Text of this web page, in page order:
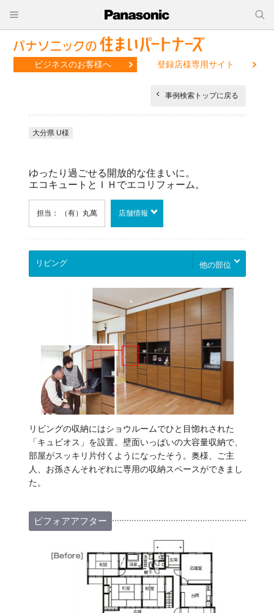
ビジネスのお客様へ 登録店様専用サイト
事例検索トップに戻る
大分県 U様
ゆったり過ごせる開放的な住まいに。
エコキュートとＩＨでエコリフォーム。
担当： （有）丸萬 店舗情報
他の部位
リビングの収納にはショウルームでひと目惚れされた
「キュビオス」を設置。壁面いっぱいの大容量収納で、
部屋がスッキリ片付くようになったそう。奥様、ご主
人、お孫さんそれぞれに専用の収納スペースができまし
た。
ビフォアアフター